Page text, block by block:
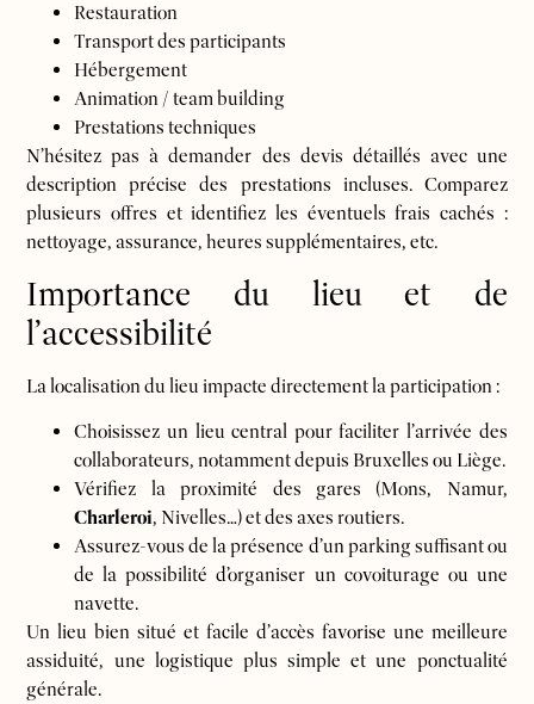
Restauration
Transport des participants
Hébergement
Animation / team building
Prestations techniques
N’hésitez pas à demander des devis détaillés avec une
description précise des prestations incluses. Comparez
plusieurs offres et identifiez les éventuels frais cachés :
nettoyage, assurance, heures supplémentaires, etc.
Importance du lieu et de
l’accessibilité
La localisation du lieu impacte directement la participation :
Choisissez un lieu central pour faciliter l’arrivée des
collaborateurs, notamment depuis Bruxelles ou Liège.
Vérifiez la proximité des gares (Mons, Namur,
Charleroi, Nivelles…) et des axes routiers.
Assurez-vous de la présence d’un parking suffisant ou
de la possibilité d’organiser un covoiturage ou une
navette.
Un lieu bien situé et facile d’accès favorise une meilleure
assiduité, une logistique plus simple et une ponctualité
générale.